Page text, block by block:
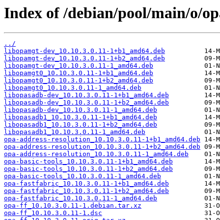
Index of /debian/pool/main/o/
../
libopamgt-dev_10.10.3.0.11-1+b1_amd64.deb
libopamgt-dev_10.10.3.0.11-1+b2_amd64.deb
libopamgt-dev_10.10.3.0.11-1_amd64.deb
libopamgt0_10.10.3.0.11-1+b1_amd64.deb
libopamgt0_10.10.3.0.11-1+b2_amd64.deb
libopamgt0_10.10.3.0.11-1_amd64.deb
libopasadb-dev_10.10.3.0.11-1+b1_amd64.deb
libopasadb-dev_10.10.3.0.11-1+b2_amd64.deb
libopasadb-dev_10.10.3.0.11-1_amd64.deb
libopasadb1_10.10.3.0.11-1+b1_amd64.deb
libopasadb1_10.10.3.0.11-1+b2_amd64.deb
libopasadb1_10.10.3.0.11-1_amd64.deb
opa-address-resolution_10.10.3.0.11-1+b1_amd64.deb
opa-address-resolution_10.10.3.0.11-1+b2_amd64.deb
opa-address-resolution_10.10.3.0.11-1_amd64.deb
opa-basic-tools_10.10.3.0.11-1+b1_amd64.deb
opa-basic-tools_10.10.3.0.11-1+b2_amd64.deb
opa-basic-tools_10.10.3.0.11-1_amd64.deb
opa-fastfabric_10.10.3.0.11-1+b1_amd64.deb
opa-fastfabric_10.10.3.0.11-1+b2_amd64.deb
opa-fastfabric_10.10.3.0.11-1_amd64.deb
opa-ff_10.10.3.0.11-1.debian.tar.xz
opa-ff_10.10.3.0.11-1.dsc